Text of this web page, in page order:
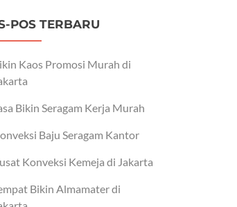
POS TERBARU
Kaos Promosi Murah di
Bikin Seragam Kerja Murah
Baju Seragam Kantor
Konveksi Kemeja di Jakarta
Bikin Almamater di